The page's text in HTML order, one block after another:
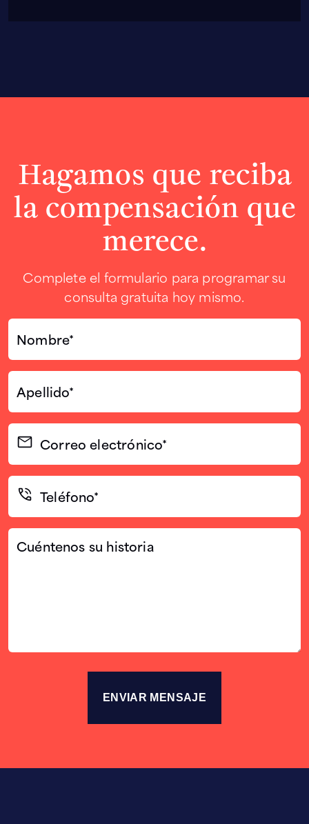
Hagamos que reciba
la compensación que
merece.
Complete el formulario para programar su
consulta gratuita hoy mismo.
Nombre*
(Required)
Apellido*
(Required)
Correo
electrónico
(Required)
Teléfono*
(Required)
Cuéntenos
su